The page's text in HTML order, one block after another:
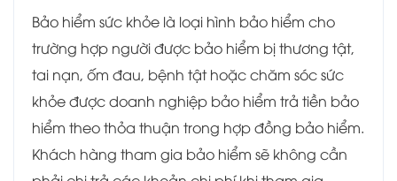
Bảo hiểm sức khỏe là loại hình bảo hiểm cho
trường hợp người được bảo hiểm bị thương tật,
tai nạn, ốm đau, bệnh tật hoặc chăm sóc sức
khỏe được doanh nghiệp bảo hiểm trả tiền bảo
hiểm theo thỏa thuận trong hợp đồng bảo hiểm.
Khách hàng tham gia bảo hiểm sẽ không cần